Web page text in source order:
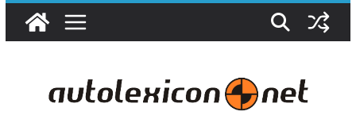
Skip
to